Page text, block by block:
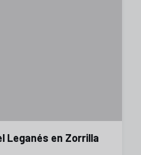
Leganés en Zorrilla